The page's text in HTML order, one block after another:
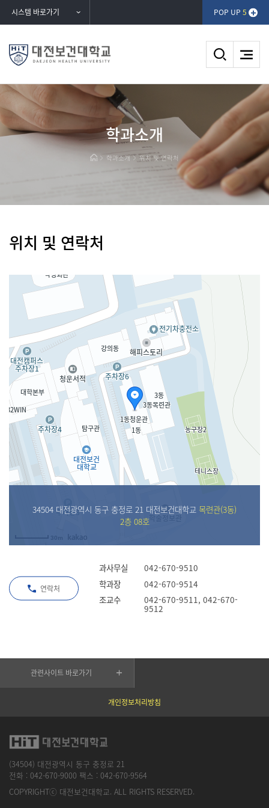
건너뛰기시스템 바로가기 POP UP 5
DAEJEON HEALTH UNIVERSITY
대전보건대학교학과소개
학과소개 위치 및 연락처
위치 및 연락처
30m
30m
34504 대전광역시 동구 충정로 21 대전보건대학교 목련관(3동)
2층 08호
연락처
과사무실
042-670-9510
학과장
042-670-9514
조교수
042-670-9511, 042-670-
9512
관련사이트 바로가기
개인정보처리방침
(34504) 대전광역시 동구 충정로 21
전화 : 042-670-9000 팩스 : 042-670-9564
COPYRIGHTⓒ 대전보건대학교. ALL RIGHTS RESERVED.